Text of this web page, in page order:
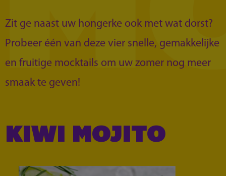
Zit ge naast uw hongerke ook met wat dorst?
Probeer één van deze vier snelle, gemakkelijke
en fruitige mocktails om uw zomer nog meer
smaak te geven!
KIWI MOJITO